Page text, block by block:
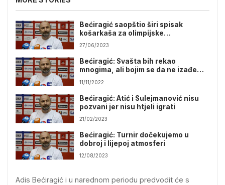
Bećiragić saopštio širi spisak
košarkaša za olimpijske
pretkvalifikacije
27/06/2023
Bećiragić: Svašta bih rekao
mnogima, ali bojim se da ne izađem
iz okvira kulture
11/11/2022
Bećiragić: Atić i Sulejmanović nisu
pozvani jer nisu htjeli igrati
21/02/2023
Bećiragić: Turnir dočekujemo u
dobroj i lijepoj atmosferi
12/08/2023
Adis Bećiragić i u narednom periodu predvodit će s